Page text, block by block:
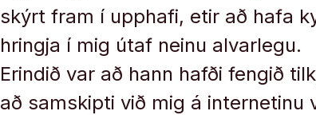
skýrt fram í upphafi, etir að hafa
hringja í mig útaf neinu alvarlegu.
Erindið var að hann hafði fengið
að samskipti við mig á